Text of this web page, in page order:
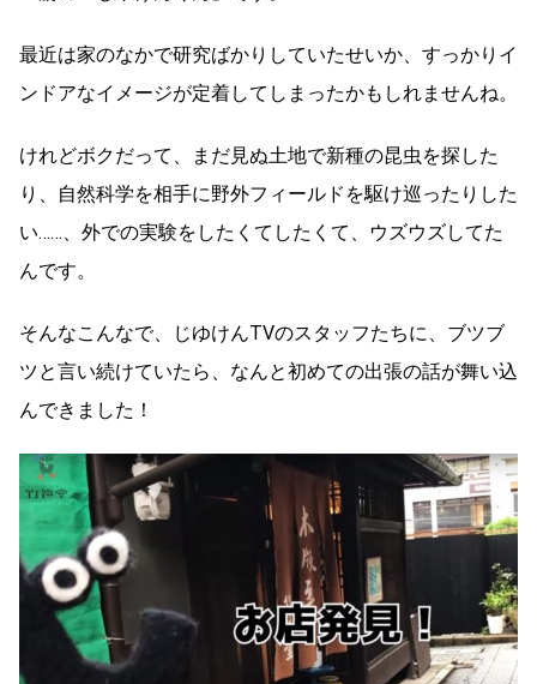
最近は家のなかで研究ばかりしていたせいか、すっかりイ
ンドアなイメージが定着してしまったかもしれませんね。
けれどボクだって、まだ見ぬ土地で新種の昆虫を探した
り、自然科学を相手に野外フィールドを駆け巡ったりした
い……、外での実験をしたくてしたくて、ウズウズしてた
んです。
そんなこんなで、じゆけんTVのスタッフたちに、ブツブ
ツと言い続けていたら、なんと初めての出張の話が舞い込
んできました！